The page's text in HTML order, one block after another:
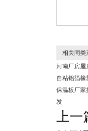
相关同类
河南厂房屋
自粘铝箔橡
保温板厂家
发
上一